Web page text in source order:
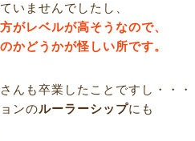
いませんでしたし、
がレベルが高そうなので、
かどうかが怪しい所です。
んも卒業したことですし・・・
ンのルーラーシップにも